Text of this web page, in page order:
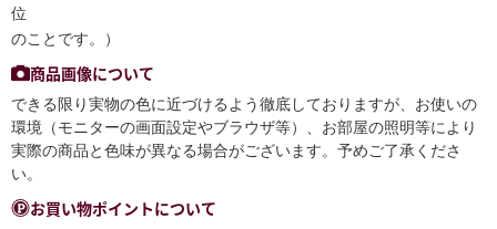
位
のことです。）
商品画像について
できる限り実物の色に近づけるよう徹底しておりますが、お使いの
環境（モニターの画面設定やブラウザ等）、お部屋の照明等により
実際の商品と色味が異なる場合がございます。予めご了承くださ
い。
お買い物ポイントについて